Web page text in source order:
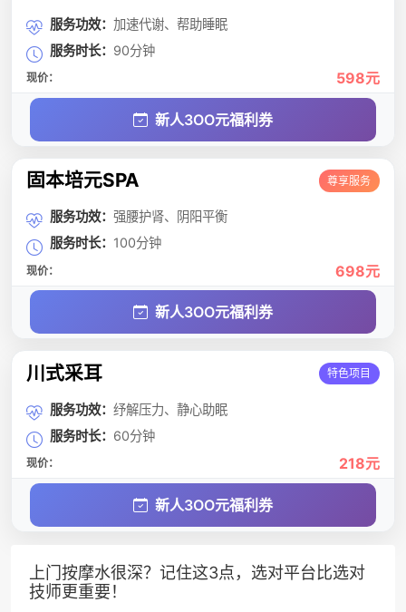
服务功效： 加速代谢、帮助睡眠
服务时长： 90分钟
现价： 598元
新人3OO元福利券
固本培元SPA 尊享服务
服务功效： 强腰护肾、阴阳平衡
服务时长： 100分钟
现价： 698元
新人3OO元福利券
川式采耳 特色项目
服务功效： 纾解压力、静心助眠
服务时长： 60分钟
现价： 218元
新人3OO元福利券
上门按摩水很深？记住这3点，选对平台比选对
技师更重要！